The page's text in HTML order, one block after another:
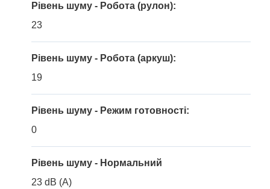
Рівень шуму - Робота (рулон):
23
Рівень шуму - Робота (аркуш):
19
Рівень шуму - Режим готовності:
0
Рівень шуму - Нормальний
23 dB (A)